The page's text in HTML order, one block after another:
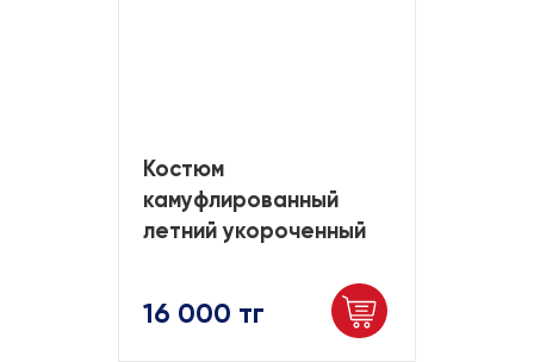
Костюм
камуфлированный
летний укороченный
16 000 тг